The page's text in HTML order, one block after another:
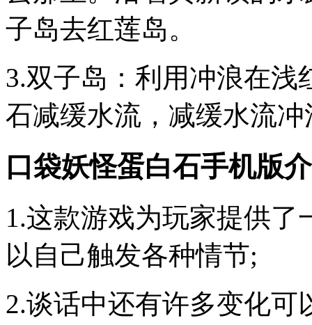
子岛去红莲岛。
3.双子岛：利用冲浪在
石减缓水流，减缓水流
口袋妖怪蛋白石手机版
1.这款游戏为玩家提供
以自己触发各种情节;
2.谈话中还有许多变化